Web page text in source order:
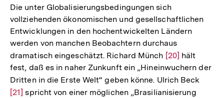
Die unter Globalisierungsbedingungen sich
vollziehenden ökonomischen und gesellschaftlichen
Entwicklungen in den hochentwickelten Ländern
werden von manchen Beobachtern durchaus
dramatisch eingeschätzt. Richard Münch Zur
Auflösung
der
Fußnote
[20] hält
fest, daß es in naher Zunkunft ein „Hineinwuchern der
Dritten in die Erste Welt“ geben könne. Ulrich Beck
[21] spricht von einer möglichen „Brasilianisierung